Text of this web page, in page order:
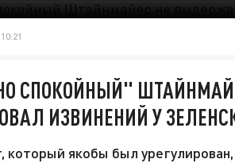
СПОКОЙНЫЙ"
ИЗВИНЕНИЙ У
который якобы был урегулирован,